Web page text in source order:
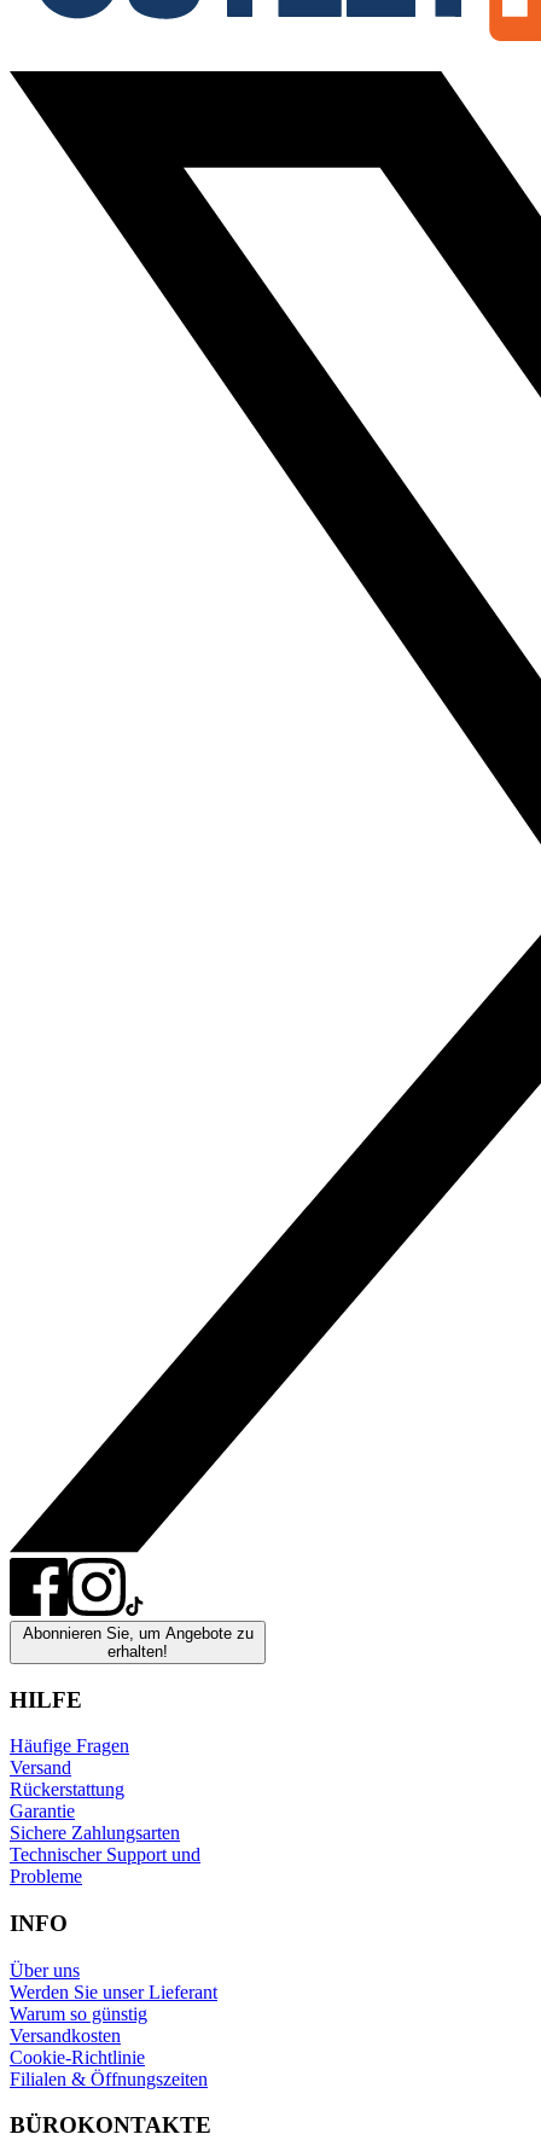
Abonnieren Sie, um Angebote zu
erhalten!
HILFE
Häufige Fragen
Versand
Rückerstattung
Garantie
Sichere Zahlungsarten
Technischer Support und
Probleme
INFO
Über uns
Werden Sie unser Lieferant
Warum so günstig
Versandkosten
Cookie-Richtlinie
Filialen & Öffnungszeiten
BÜROKONTAKTE